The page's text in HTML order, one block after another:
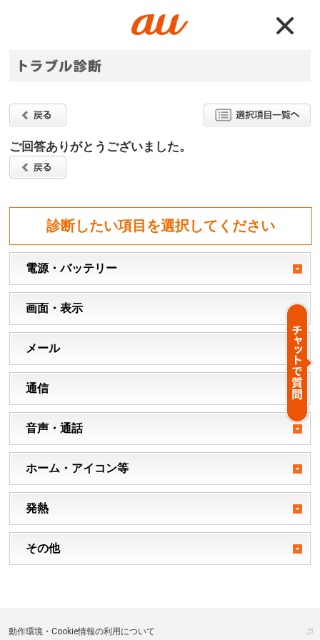
ご回答ありがとうございました。
診断したい項目を選択してください
電源・バッテリー
画面・表示
メール
通信
音声・通話
ホーム・アイコン等
発熱
その他
動作環境・Cookie情報の利用について